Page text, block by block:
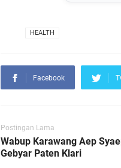
HEALTH
Facebook
Postingan Lama
Wabup Karawang Aep
Gebyar Paten Klari